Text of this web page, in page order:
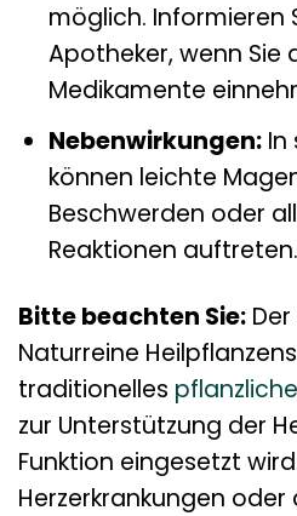
möglich. Informieren
Apotheker, wenn Sie
Medikamente
Nebenwirkungen:In
können leichte
Beschwerden oder
Reaktionen auftreten.
Bitte beachten Sie:
Naturreine
traditionelles
zur Unterstützung der
Funktion eingesetzt
Herzerkrankungen